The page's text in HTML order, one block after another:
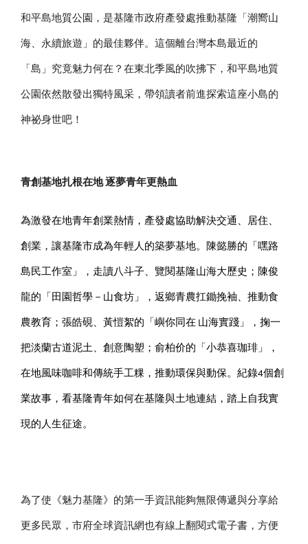
和平島地質公園，是基隆市政府產發處推動基隆「潮嚮山
海、永續旅遊」的最佳夥伴。這個離台灣本島最近的
「島」究竟魅力何在？在東北季風的吹拂下，和平島地質
公園依然散發出獨特風采，帶領讀者前進探索這座小島的
神祕身世吧！
青創基地扎根在地 逐夢青年更熱血
為激發在地青年創業熱情，產發處協助解決交通、居住、
創業，讓基隆市成為年輕人的築夢基地。陳懿勝的「嘿路
島民工作室」，走讀八斗子、覽閱基隆山海大歷史；陳俊
龍的「田園哲學－山食坊」，返鄉青農扛鋤挽袖、推動食
農教育；張皓硯、黃愷絮的「嶼你同在 山海實踐」，掬一
把淡蘭古道泥土、創意陶塑；俞柏价的「小恭喜珈琲」，
在地風味咖啡和傳統手工粿 ， 推動環保與動保。紀錄4個創
業故事， 看基隆青年如何在基隆與土地連結，踏上自我實
現的人生征途。
為了使《魅力基隆》的第一手資訊能夠無限傳遞與分享給
更多民眾，市府全球資訊網也有線上翻閱式電子書，方便